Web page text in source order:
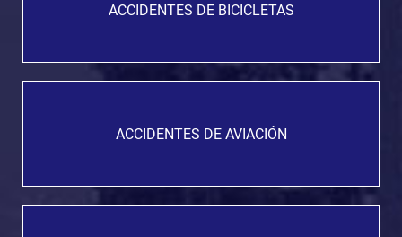
ACCIDENTES DE BICICLETAS
ACCIDENTES DE AVIACIÓN